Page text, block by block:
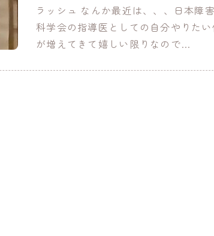
ラッシュ なんか最近は、、、日本障
科学会の指導医としての自分やりたい
が増えてきて嬉しい限りなので…